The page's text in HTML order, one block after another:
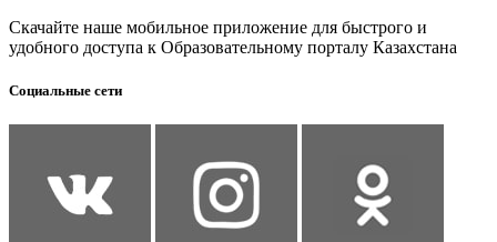
Скачайте наше мобильное приложение для быстрого и
удобного доступа к Образовательному порталу Казахстана
Социальные сети